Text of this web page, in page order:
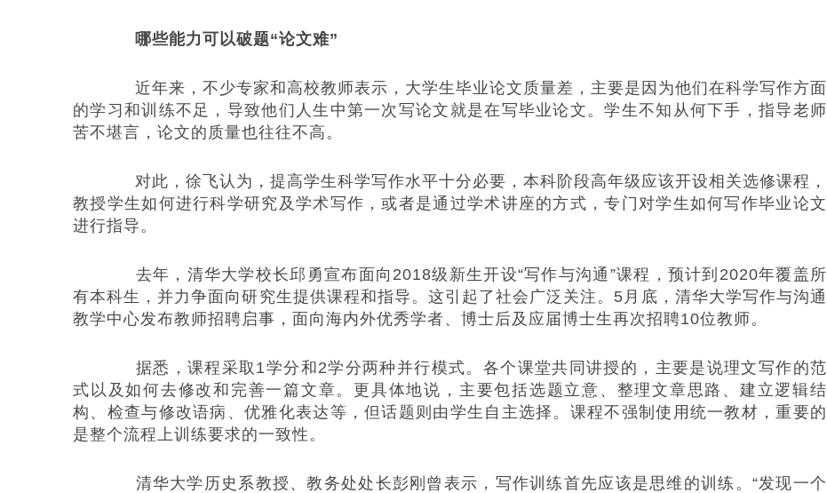
哪些能力可以破题“论文难”
近年来，不少专家和高校教师表示，大学生毕业论文质量差，主要是因为他们在科学写作方面
的学习和训练不足，导致他们人生中第一次写论文就是在写毕业论文。学生不知从何下手，指导老师
苦不堪言，论文的质量也往往不高。
对此，徐飞认为，提高学生科学写作水平十分必要，本科阶段高年级应该开设相关选修课程，
教授学生如何进行科学研究及学术写作，或者是通过学术讲座的方式，专门对学生如何写作毕业论文
进行指导。
去年，清华大学校长邱勇宣布面向2018级新生开设“写作与沟通”课程，预计到2020年覆盖所
有本科生，并力争面向研究生提供课程和指导。这引起了社会广泛关注。5月底，清华大学写作与沟通
教学中心发布教师招聘启事，面向海内外优秀学者、博士后及应届博士生再次招聘10位教师。
据悉，课程采取1学分和2学分两种并行模式。各个课堂共同讲授的，主要是说理文写作的范
式以及如何去修改和完善一篇文章。更具体地说，主要包括选题立意、整理文章思路、建立逻辑结
构、检查与修改语病、优雅化表达等，但话题则由学生自主选择。课程不强制使用统一教材，重要的
是整个流程上训练要求的一致性。
清华大学历史系教授、教务处处长彭刚曾表示，写作训练首先应该是思维的训练。“发现一个